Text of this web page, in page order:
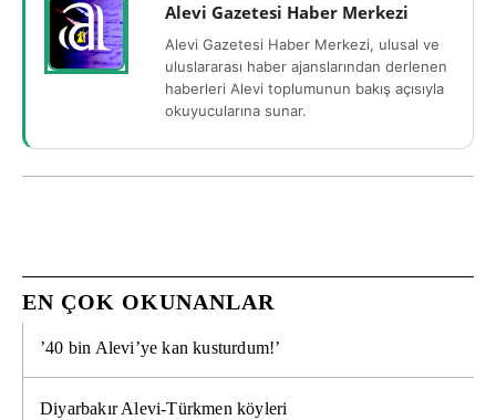
Alevi Gazetesi Haber Merkezi
Alevi Gazetesi Haber Merkezi, ulusal ve
uluslararası haber ajanslarından derlenen
haberleri Alevi toplumunun bakış açısıyla
okuyucularına sunar.
EN ÇOK OKUNANLAR
’40 bin Alevi’ye kan kusturdum!’
Diyarbakır Alevi-Türkmen köyleri